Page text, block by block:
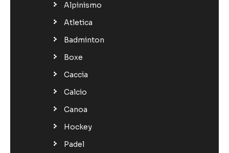
Alpinismo
Atletica
Badminton
Boxe
Caccia
Calcio
Canoa
Hockey
Padel